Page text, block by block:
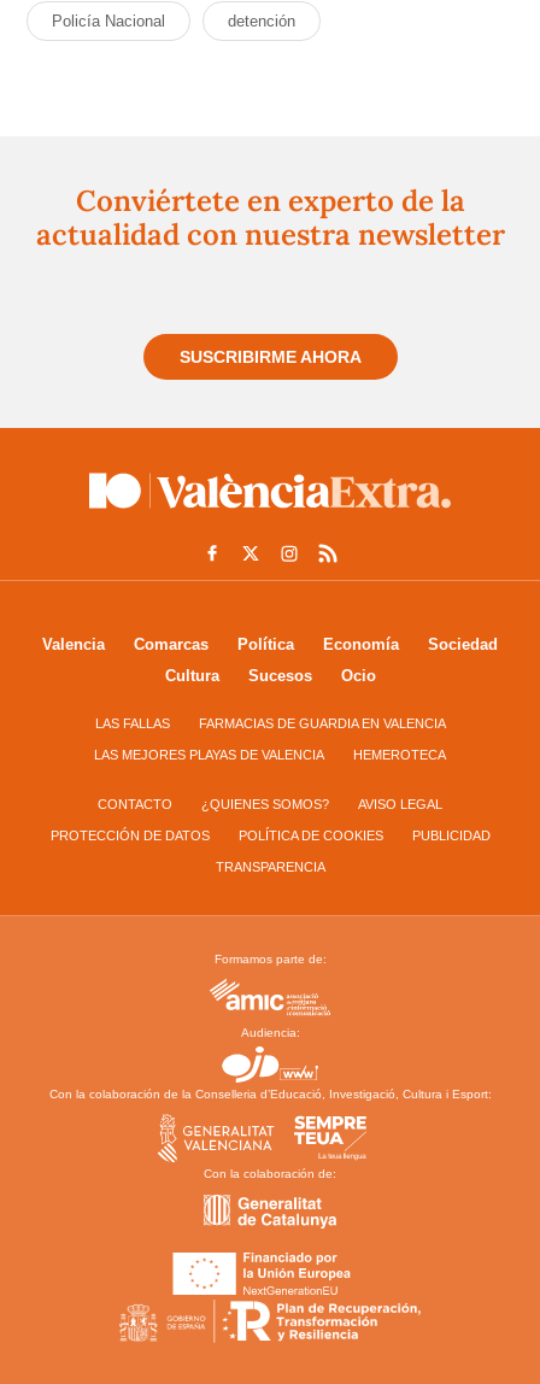
Policía Nacional detención
Conviértete en experto de la
actualidad con nuestra newsletter
SUSCRIBIRME AHORA
Valencia Comarcas Política Economía
Sociedad
Cultura
Sucesos Ocio
LAS FALLAS FARMACIAS DE GUARDIA EN VALENCIA
LAS MEJORES PLAYAS DE VALENCIA HEMEROTECA
CONTACTO ¿QUIENES SOMOS? AVISO LEGAL
PROTECCIÓN DE DATOS POLÍTICA DE COOKIES PUBLICIDAD
TRANSPARENCIA
Formamos parte de:
Audiencia:
Con la colaboración de la Conselleria d’Educació, Investigació, Cultura i Esport:
Con la colaboración de: